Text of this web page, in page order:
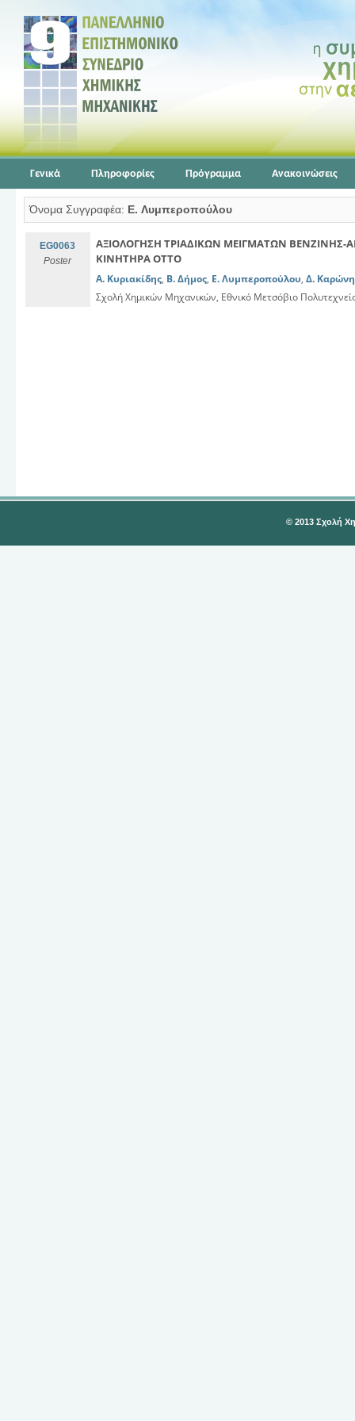
Γενικά Πληροφορίες Πρόγραμμα Ανακοινώσεις
Όνομα Συγγραφέα: E. Λυμπεροπούλου
EG0063
Poster
ΑΞΙΟΛΟΓΗΣΗ ΤΡΙΑΔΙΚΩΝ ΜΕΙΓΜΑΤΩΝ ΒΕΝΖΙΝΗΣ-
ΚΙΝΗΤΗΡΑ OTTO
Α. Κυριακίδης, Β. Δήμος, E. Λυμπεροπούλου, Δ.
Σχολή Χημικών Μηχανικών, Εθνικό Μετσόβιο
© 2013 Σχολή